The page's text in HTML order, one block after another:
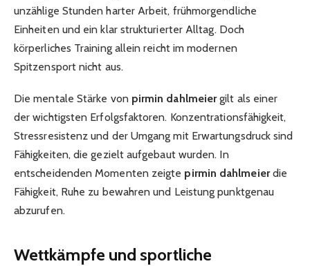
unzählige Stunden harter Arbeit, frühmorgendliche
Einheiten und ein klar strukturierter Alltag. Doch
körperliches Training allein reicht im modernen
Spitzensport nicht aus.
Die mentale Stärke von pirmin dahlmeiergilt als einer
der wichtigsten Erfolgsfaktoren. Konzentrationsfähigkeit,
Stressresistenz und der Umgang mit Erwartungsdruck sind
Fähigkeiten, die gezielt aufgebaut wurden. In
entscheidenden Momenten zeigte pirmin dahlmeierdie
Fähigkeit, Ruhe zu bewahren und Leistung punktgenau
abzurufen.
Wettkämpfe und sportliche